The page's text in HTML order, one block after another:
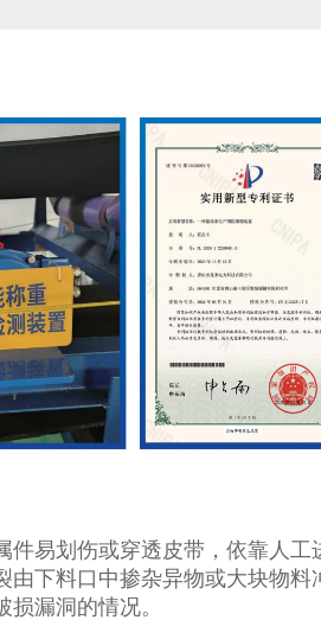
易划伤或穿透皮带，依靠人
下料口中掺杂异物或大块物
漏洞的情况。